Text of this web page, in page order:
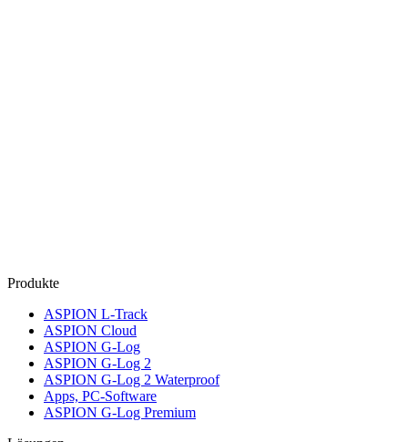
Produkte
ASPION L-Track
ASPION Cloud
ASPION G-Log
ASPION G-Log 2
ASPION G-Log 2 Waterproof
Apps, PC-Software
ASPION G-Log Premium